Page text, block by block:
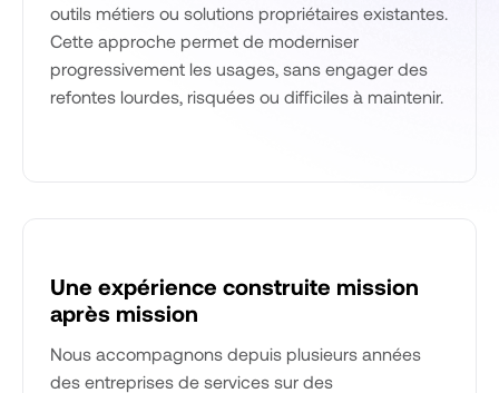
outils métiers ou solutions propriétaires existantes.
Cette approche permet de moderniser
progressivement les usages, sans engager des
refontes lourdes, risquées ou difficiles à maintenir.
Une expérience construite mission
après mission
Nous accompagnons depuis plusieurs années
des entreprises de services sur des